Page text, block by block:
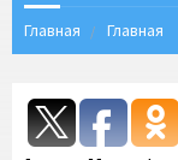
Главная Главная